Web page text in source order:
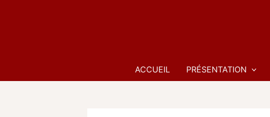
ACCUEIL PRÉSENTATION